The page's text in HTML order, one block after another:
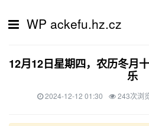
WP ackefu.hz.cz
12月12日星期四，农历冬月
乐
2024-12-12 01:30 243次浏